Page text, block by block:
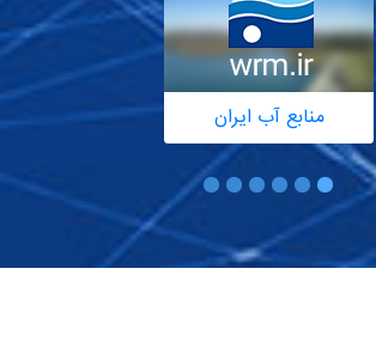
منابع آب ایران